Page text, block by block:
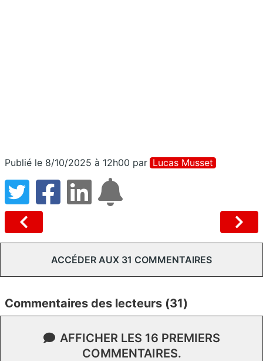
Publié le 8/10/2025 à 12h00 par Lucas Musset
ACCÉDER AUX 31 COMMENTAIRES
Commentaires des lecteurs (31)
AFFICHER LES 16 PREMIERS
COMMENTAIRES.